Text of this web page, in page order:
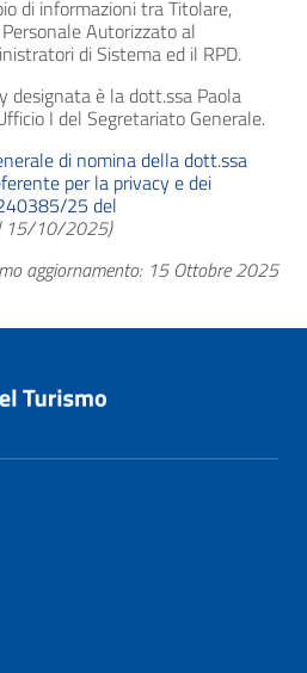
di informazioni tra Titolare,
Autorizzato al
di Sistema ed il RPD.
designata è la dott.ssa Paola
I del Segretariato Generale.
di nomina della dott.ssa
per la privacy e dei
25 del
15/10/2025)
aggiornamento: 15 Ottobre 2025